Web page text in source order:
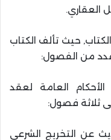
العقاري.
حيث تألف الكتاب
عدد من الفصول:
العامة لعقد
ثلاثة فصول:
عن التخريج الشرعي